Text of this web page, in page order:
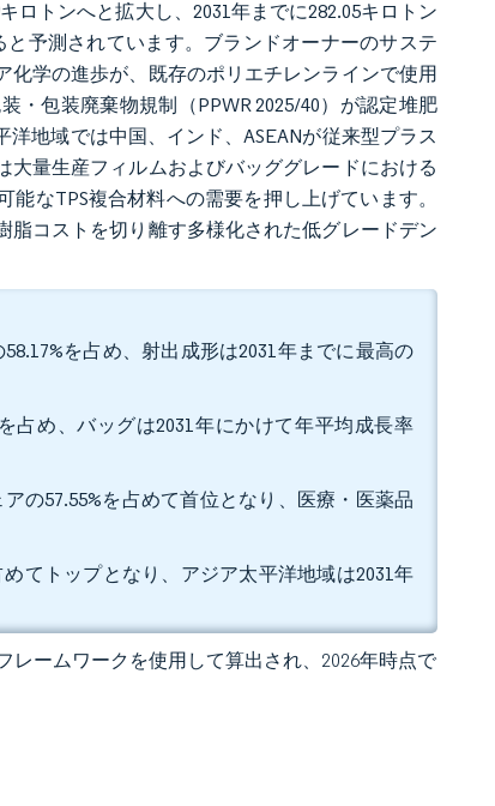
ロトンへと拡大し、2031年までに282.05キロトン
と予測されています。ブランドオーナーのサステ
学の進歩が、既存のポリエチレンラインで使用
・包装廃棄物規制（PPWR 2025/40）が認定堆肥
地域では中国、インド、ASEANが従来型プラス
量生産フィルムおよびバッググレードにおける
なTPS複合材料への需要を押し上げています。
コストを切り離す多様化された低グレードデン
を占め、射出成形は2031年までに最高の
占め、バッグは2031年にかけて年平均成長率
の57.55%を占めて首位となり、医療・医薬品
てトップとなり、アジア太平洋地域は2031年
レームワークを使用して算出され、2026年時点で